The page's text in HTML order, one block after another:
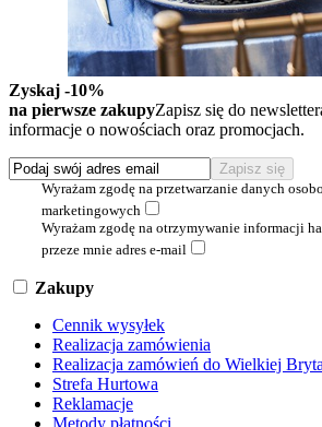
Zyskaj -10%
na pierwsze zakupyZapisz się do
informacje o nowościach oraz promocjach.
Wyrażam zgodę na przetwarzanie danych
marketingowych
Wyrażam zgodę na otrzymywanie informacji
przeze mnie adres e-mail
Zakupy
Cennik wysyłek
Realizacja zamówienia
Realizacja zamówień do Wielkiej
Strefa Hurtowa
Reklamacje